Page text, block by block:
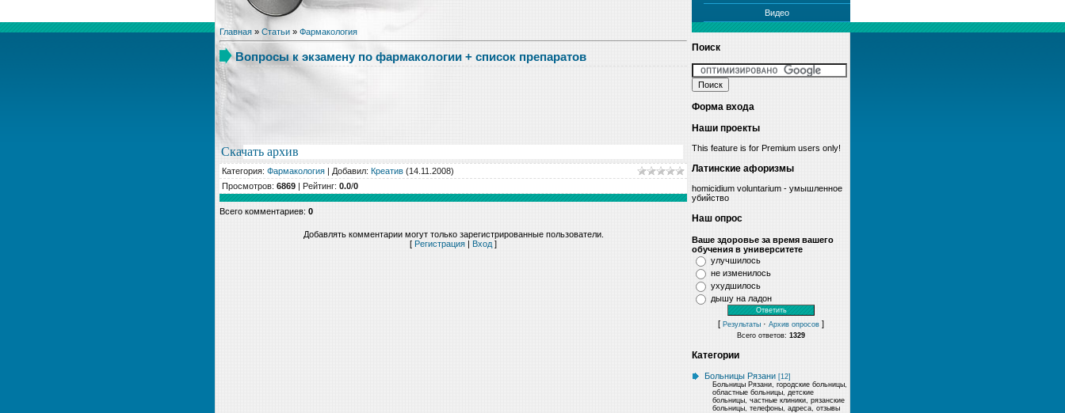
Видео
Главная » Статьи » Фармакология
Вопросы к экзамену по фармакологии + список препаратов
Скачать архив
Категория: Фармакология | Добавил: Креатив (14.11.2008)
Просмотров: 6869 | Рейтинг: 0.0/0
Всего комментариев: 0
Добавлять комментарии могут только зарегистрированные пользователи.
[ Регистрация | Вход ]
Поиск
Форма входа
Наши проекты
This feature is for Premium users only!
Латинские афоризмы
homicidium voluntarium - умышленное
убийство
Наш опрос
Ваше здоровье за время вашего
обучения в университете
улучшилось
не изменилось
ухудшилось
дышу на ладон
[ Результаты · Архив опросов ]
Всего ответов: 1329
Категории
Больницы Рязани [12]
Больницы Рязани, городские больницы,
областные больницы, детские
больницы, частные клиники, рязанские
больницы, телефоны, адреса, отзывы